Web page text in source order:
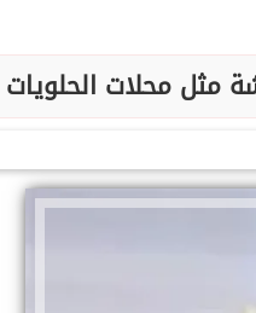
مثل محلات الحلويات